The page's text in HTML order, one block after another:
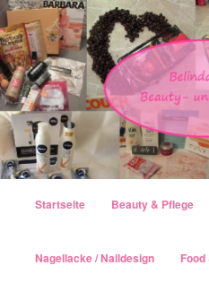
Zum Inhalt wechseln
Zum sekundären Inhalt
Startseite Beauty & Pflege
Nagellacke / Naildesign